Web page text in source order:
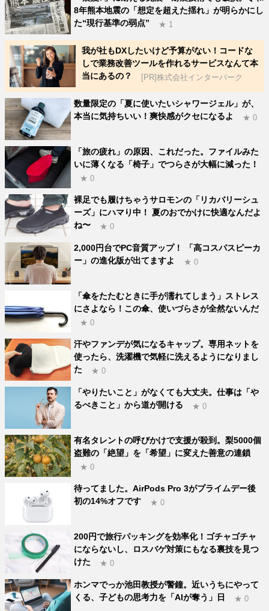
8年熊本地震の「想定を超えた揺れ」が明らかにし
た“現行基準の弱点”
★ 1
我が社もDXしたいけど予算がない！コードな
しで業務改善ツールを作れるサービスなんて本
当にあるの？
[PR]株式会社インターパーク
数量限定の「夏に使いたいシャワージェル」が、
本当に気持ちいい！爽快感がクセになるよ
★ 0
「旅の疲れ」の原因、これだった。ファイルみた
いに薄くなる「椅子」でつらさが大幅に減った！
★ 0
裸足でも履けちゃうサロモンの「リカバリーシュ
ーズ」にハマり中！ 夏のおでかけに快適なんだよ
ね〜
★ 0
2,000円台でPC音質アップ！ 「高コスパスピーカ
ー」の進化版が出てますよ
★ 0
「傘をたたむときに手が濡れてしまう」ストレス
にさよなら！この傘、使いづらさが全然ないんだ
★ 0
汗やファンデが気になるキャップ。専用ネットを
使ったら、洗濯機で気軽に洗えるようになりまし
た
★ 0
「やりたいこと」がなくても大丈夫。仕事は「や
るべきこと」から道が開ける
★ 0
有名タレントの呼びかけで支援が殺到。梨5000個
盗難の「絶望」を「希望」に変えた善意の連鎖
★ 0
待ってました。AirPods Pro 3がプライムデー後
初の14%オフです
★ 0
200円で旅行パッキングを効率化！ゴチャゴチャ
にならないし、ロスバゲ対策にもなる裏技を見つ
けた
★ 0
ホンマでっか池田教授が警鐘。近いうちにやって
くる、子どもの思考力を「AIが奪う」日
★ 0